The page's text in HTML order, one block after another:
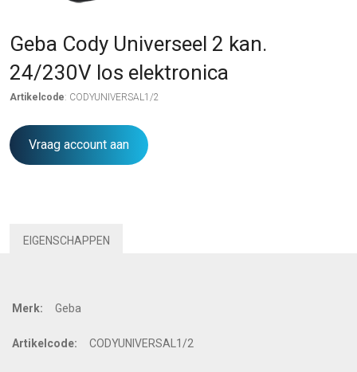
Geba Cody Universeel 2 kan.
24/230V los elektronica
Artikelcode: CODYUNIVERSAL1/2
Vraag account aan
EIGENSCHAPPEN
Merk: Geba
Artikelcode: CODYUNIVERSAL1/2